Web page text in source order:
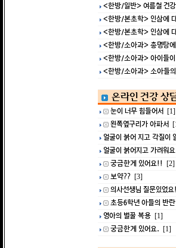
<한방/일반> 여름철 건
<한방/본초학> 인삼에
<한방/본초학> 인삼에
<한방/소아과> 총명탕
<한방/소아과> 아이들
<한방/소아과> 소아들
온라인 건강 상
눈이 너무 힘들어서 [1]
왼쪽옆구리가 아파서
얼굴이 붉어 지고 각질이
얼굴이 붉어지고 가려워요
궁금한게 있어요!!
[2]
보약?? [3]
의사선생님 질문있었요!
초등6학년 아들의 반란
영아의 벌꿀 복용 [1]
궁금한게 있어요. [1]